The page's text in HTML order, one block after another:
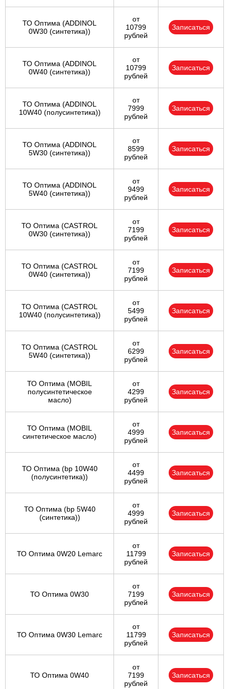
ТО Оптима (ADDINOL
0W30 (синтетика))
от
10799
рублей
Записаться
ТО Оптима (ADDINOL
0W40 (синтетика))
от
10799
рублей
Записаться
ТО Оптима (ADDINOL
10W40 (полусинтетика))
от
7999
рублей
Записаться
ТО Оптима (ADDINOL
5W30 (синтетика))
от
8599
рублей
Записаться
ТО Оптима (ADDINOL
5W40 (синтетика))
от
9499
рублей
Записаться
ТО Оптима (CASTROL
0W30 (синтетика))
от
7199
рублей
Записаться
ТО Оптима (CASTROL
0W40 (синтетика))
от
7199
рублей
Записаться
ТО Оптима (CASTROL
10W40 (полусинтетика))
от
5499
рублей
Записаться
ТО Оптима (CASTROL
5W40 (синтетика))
от
6299
рублей
Записаться
ТО Оптима (MOBIL
полусинтетическое
масло)
от
4299
рублей
Записаться
ТО Оптима (MOBIL
синтетическое масло)
от
4999
рублей
Записаться
ТО Оптима (bp 10W40
(полусинтетика))
от
4499
рублей
Записаться
ТО Оптима (bp 5W40
(синтетика))
от
4999
рублей
Записаться
ТО Оптима 0W20 Lemarc
от
11799
рублей
Записаться
ТО Оптима 0W30
от
7199
рублей
Записаться
ТО Оптима 0W30 Lemarc
от
11799
рублей
Записаться
ТО Оптима 0W40
от
7199
рублей
Записаться